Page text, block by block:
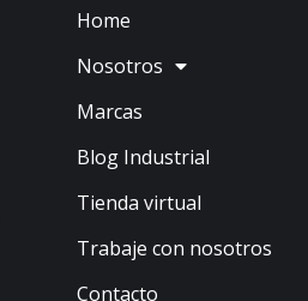
Home
Nosotros
Marcas
Blog Industrial
Tienda virtual
Trabaje con nosotros
Contacto